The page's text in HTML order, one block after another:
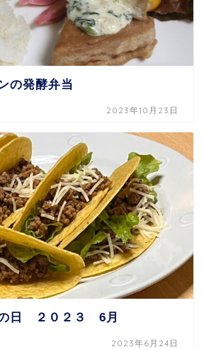
の発酵弁当
2023年10月23日
日 ２０２３ 6月
2023年6月24日